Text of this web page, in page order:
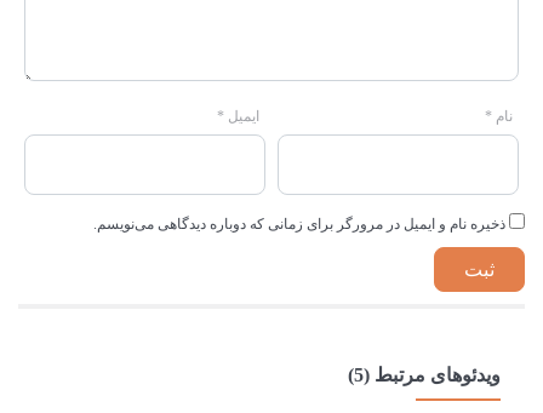
نام * ایمیل *
ذخیره نام و ایمیل در مرورگر برای زمانی که دوباره دیدگاهی می‌نویسم.
ویدئوهای مرتبط (5)